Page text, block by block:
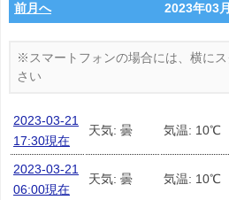
前月へ 2023年03月
2023-03-21
17:30現在
天気: 曇 気温: 10℃
2023-03-21
06:00現在
天気: 曇 気温: 10℃